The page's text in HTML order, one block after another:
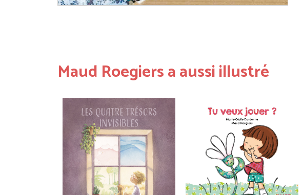
Maud Roegiers a aussi illustré